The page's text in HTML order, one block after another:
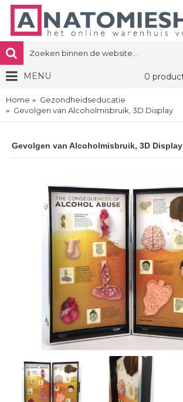
MENU
Home
Gezondheidseducatie
Gevolgen van Alcoholmisbruik, 3D Display
Gevolgen van Alcoholmisbruik, 3D Display